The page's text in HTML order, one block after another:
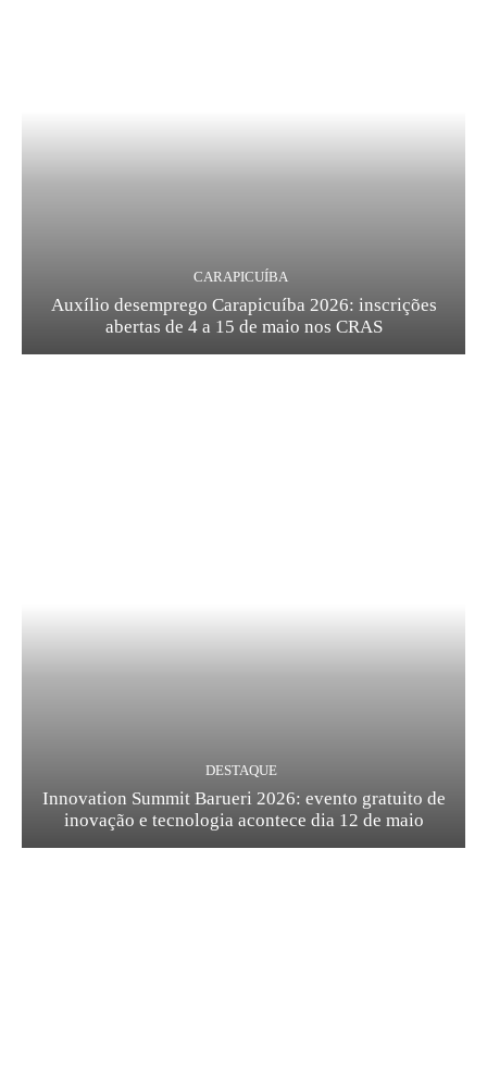
CARAPICUÍBA
Auxílio desemprego Carapicuíba 2026: inscrições
abertas de 4 a 15 de maio nos CRAS
DESTAQUE
Innovation Summit Barueri 2026: evento gratuito de
inovação e tecnologia acontece dia 12 de maio